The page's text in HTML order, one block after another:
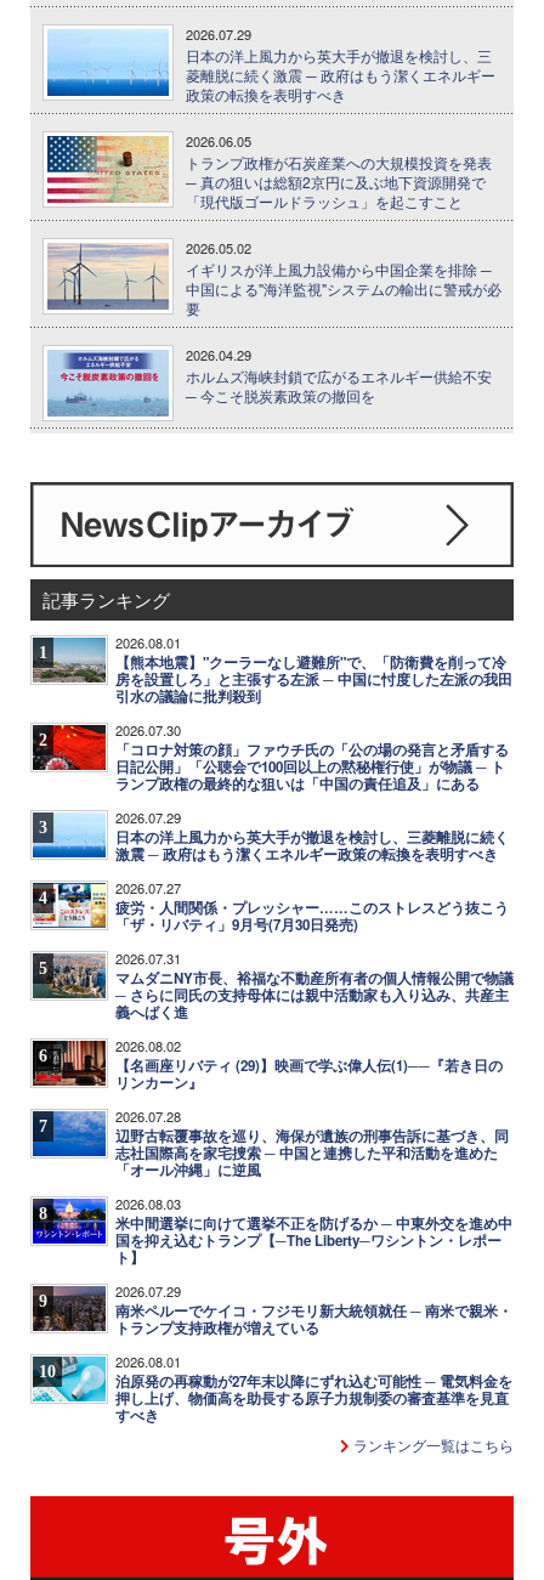
2026.07.29
日本の洋上風力から英大手が撤退を検討し、三
菱離脱に続く激震 ─ 政府はもう潔くエネルギー
政策の転換を表明すべき
2026.06.05
トランプ政権が石炭産業への大規模投資を発表
─ 真の狙いは総額2京円に及ぶ地下資源開発で
「現代版ゴールドラッシュ」を起こすこと
2026.05.02
イギリスが洋上風力設備から中国企業を排除 ─
中国による"海洋監視"システムの輸出に警戒が必
要
2026.04.29
ホルムズ海峡封鎖で広がるエネルギー供給不安
─ 今こそ脱炭素政策の撤回を
記事ランキング
1 2026.08.01
【熊本地震】"クーラーなし避難所"で、「防衛費を削って冷
房を設置しろ」と主張する左派 ─ 中国に忖度した左派の我田
引水の議論に批判殺到
2 2026.07.30
「コロナ対策の顔」ファウチ氏の「公の場の発言と矛盾する
日記公開」「公聴会で100回以上の黙秘権行使」が物議 ─ ト
ランプ政権の最終的な狙いは「中国の責任追及」にある
3 2026.07.29
日本の洋上風力から英大手が撤退を検討し、三菱離脱に続く
激震 ─ 政府はもう潔くエネルギー政策の転換を表明すべき
4 2026.07.27
疲労・人間関係・プレッシャー……このストレスどう抜こう
「ザ・リバティ」9月号(7月30日発売)
5 2026.07.31
マムダニNY市長、裕福な不動産所有者の個人情報公開で物議
─ さらに同氏の支持母体には親中活動家も入り込み、共産主
義へばく進
6 2026.08.02
【名画座リバティ (29)】映画で学ぶ偉人伝(1)──『若き日の
リンカーン』
7 2026.07.28
辺野古転覆事故を巡り、海保が遺族の刑事告訴に基づき、同
志社国際高を家宅捜索 ─ 中国と連携した平和活動を進めた
「オール沖縄」に逆風
8 2026.08.03
米中間選挙に向けて選挙不正を防げるか ─ 中東外交を進め中
国を抑え込むトランプ【─The Liberty─ワシントン・レポー
ト】
9 2026.07.29
南米ペルーでケイコ・フジモリ新大統領就任 ─ 南米で親米・
トランプ支持政権が増えている
10 2026.08.01
泊原発の再稼動が27年末以降にずれ込む可能性 ─ 電気料金を
押し上げ、物価高を助長する原子力規制委の審査基準を見直
すべき
ランキング一覧はこちら